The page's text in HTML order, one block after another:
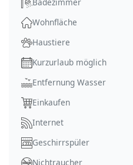
Wohnfläche
Haustiere
Kurzurlaub möglich
Entfernung Wasser
Einkaufen
Internet
Geschirrspüler
Nichtraucher